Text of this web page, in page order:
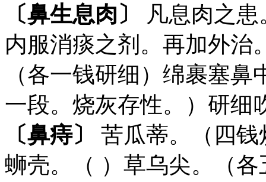
〔鼻生息肉〕
凡息肉之
内服消痰之剂。再加外治
（各一钱研细）绵裹塞
一段。烧灰存性。）研细
〔鼻痔〕
苦瓜蒂。（四
蛳壳。（ ）草乌尖。（